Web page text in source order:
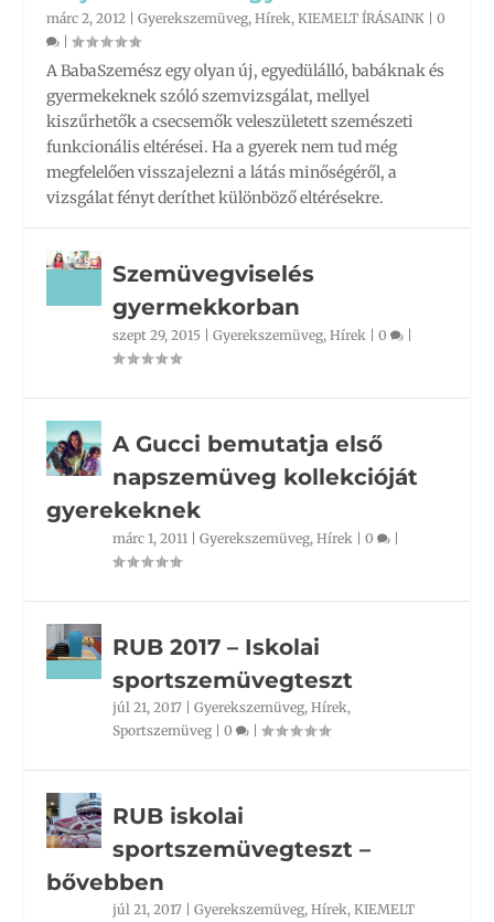
márc 2, 2012 |Gyerekszemüveg,Hírek,KIEMELT ÍRÁSAINK |0
|
A BabaSzemész egy olyan új, egyedülálló, babáknak és
gyermekeknek szóló szemvizsgálat, mellyel
kiszűrhetők a csecsemők veleszületett szemészeti
funkcionális eltérései. Ha a gyerek nem tud még
megfelelően visszajelezni a látás minőségéről, a
vizsgálat fényt deríthet különböző eltérésekre.
Szemüvegviselés
gyermekkorban
szept 29, 2015 |Gyerekszemüveg,Hírek |0
A Gucci bemutatja első
napszemüveg kollekcióját
gyerekeknek
márc 1, 2011 |Gyerekszemüveg,Hírek |0
RUB 2017 – Iskolai
sportszemüvegteszt
júl 21, 2017 |Gyerekszemüveg,Hírek,
Sportszemüveg |0 |
RUB iskolai
sportszemüvegteszt –
bővebben
júl 21, 2017 |Gyerekszemüveg,Hírek,KIEMELT